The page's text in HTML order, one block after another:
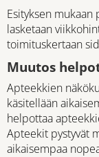
Esityksen mukaan
lasketaan
toimituskertaan
Muutos
Apteekkien
käsitellään
helpottaa
Apteekit pystyvät
aikaisempaa